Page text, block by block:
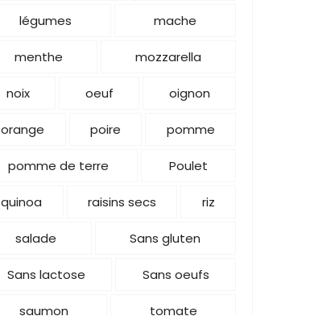
légumes mache
menthe mozzarella
noix oeuf oignon
orange poire pomme
pomme de terre Poulet
quinoa raisins secs riz
salade Sans gluten
Sans lactose Sans oeufs
saumon tomate